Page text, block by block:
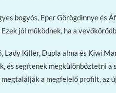
bogyós, Eper Görögdinnye és
jól működnek, ha a
Lady Killer, Dupla alma és Kiwi
és segítenek megkülönböztetni
a megfelelő profilt, az